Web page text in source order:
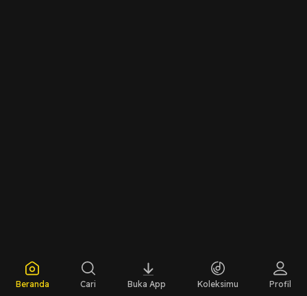
Beranda Cari Buka App Koleksimu Profil